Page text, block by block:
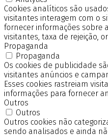
Cookies analíticos são
visitantes interagem com o
fornecer informações sobre
visitantes, taxa de rejeição,
Propaganda
Propaganda
Os cookies de publicidade
visitantes anúncios e
Esses cookies rastreiam
informações para fornecer
Outros
Outros
Outros cookies não
sendo analisados e ainda